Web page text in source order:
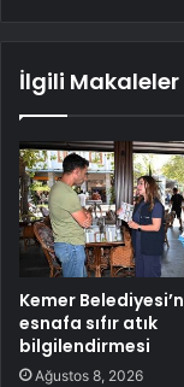
İlgili Makaleler
Kemer
esnafa sıfır atık
bilgilendirmesi
Ağustos 8, 2026